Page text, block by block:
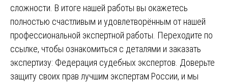
сложности. В итоге нашей работы вы окажетесь
полностью счастливым и удовлетворённым от нашей
профессиональной экспертной работы. Переходите по
ссылке, чтобы ознакомиться с деталями и заказать
экспертизу: Федерация судебных экспертов . Доверьте
защиту своих прав лучшим экспертам России, и мы